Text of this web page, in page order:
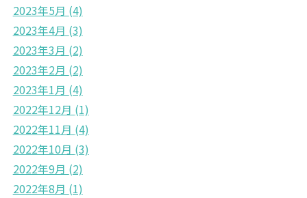
2023年5月 (4)
2023年4月 (3)
2023年3月 (2)
2023年2月 (2)
2023年1月 (4)
2022年12月 (1)
2022年11月 (4)
2022年10月 (3)
2022年9月 (2)
2022年8月 (1)